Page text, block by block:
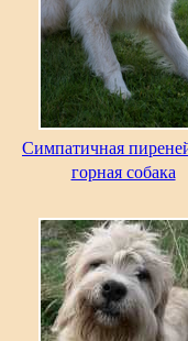
Симпатичная
горная собака